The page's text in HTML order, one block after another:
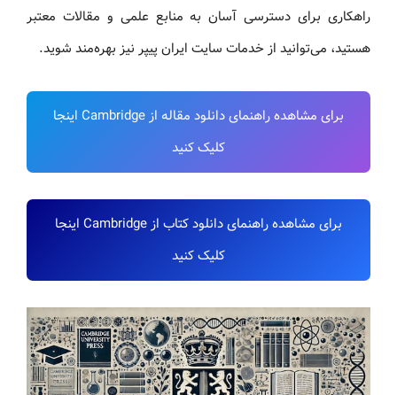
راهکاری برای دسترسی آسان به منابع علمی و مقالات معتبر
هستید، می‌توانید از خدمات سایت ایران پیپر نیز بهره‌مند شوید.
برای مشاهده راهنمای دانلود مقاله از Cambridge اینجا
کلیک کنید
برای مشاهده راهنمای دانلود کتاب از Cambridge اینجا
کلیک کنید